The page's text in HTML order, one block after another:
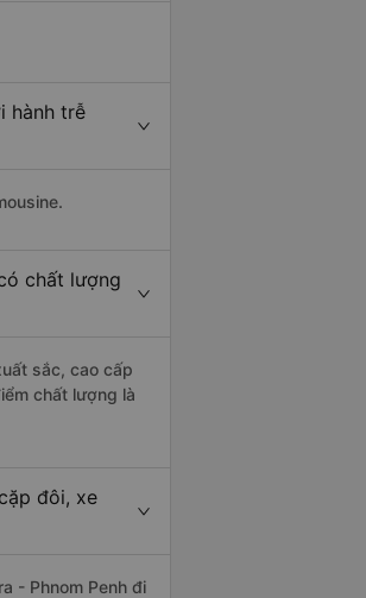
hành trễ
chất lượng
sắc, cao cấp
chất lượng là
đôi, xe
- Phnom Penh đi